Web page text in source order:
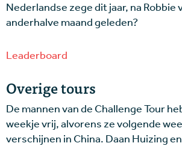
Nederlandse zege dit jaar, na Robbie
anderhalve maand geleden?
Leaderboard
Overige tours
De mannen van de Challenge Tour
weekje vrij, alvorens ze volgende
verschijnen in China. Daan Huizing